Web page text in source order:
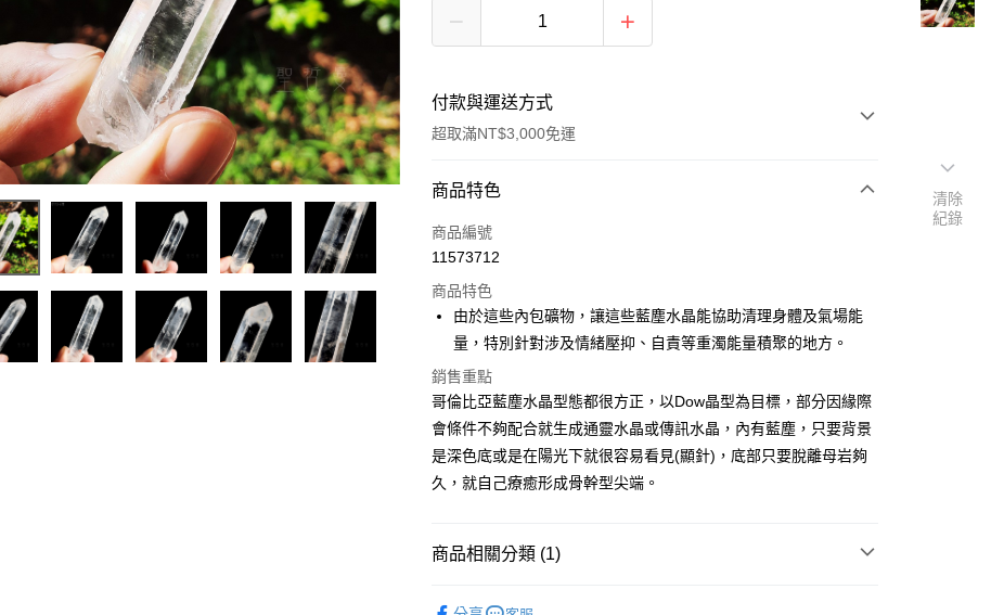
付款與運送方式
超取滿NT$3,000免運
付款方式
信用卡一次付款
LINE Pay
Apple Pay
街口支付
悠遊付
每筆NT$80，滿NT$3,000(含以上)免運費
商品特色
商品編號
11573712
商品特色
由於這些內包礦物，讓這些藍塵水晶能協助清理身體及氣場能
量，特別針對涉及情緒壓抑、自責等重濁能量積聚的地方。
銷售重點
哥倫比亞藍塵水晶型態都很方正，以Dow晶型為目標，部分因緣際
會條件不夠配合就生成通靈水晶或傳訊水晶，內有藍塵，只要背景
是深色底或是在陽光下就很容易看見(顯針)，底部只要脫離母岩夠
久，就自己療癒形成骨幹型尖端。
商品相關分類 (1)
清除
紀錄